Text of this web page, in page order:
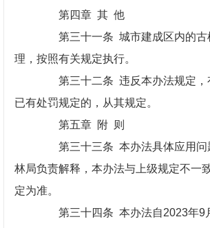
第四章 其 他
第三十一条 城市建成区内的古
理，按照有关规定执行。
第三十二条 违反本办法规定，
已有处罚规定的，从其规定。
第五章 附 则
第三十三条 本办法具体应用问
林局负责解释，本办法与上级规定不一
定为准。
第三十四条 本办法自2023年9